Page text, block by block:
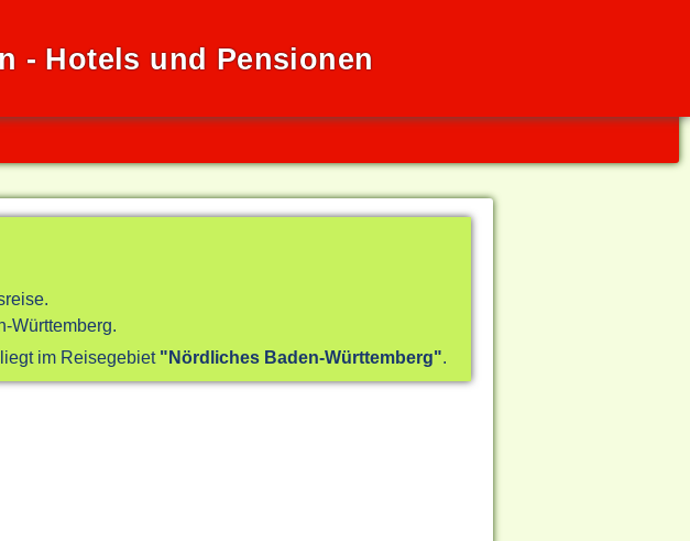
- Hotels und Pensionen
Württemberg.
im Reisegebiet "Nördliches Baden-Württemberg"